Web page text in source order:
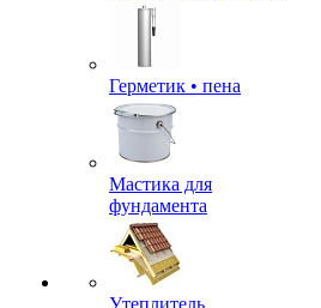
Герметик • пена
Мастика для
фундамента
Утеплитель